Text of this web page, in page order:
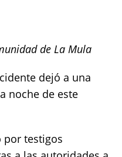
de La Mula
dejó a una
noche de este
por testigos